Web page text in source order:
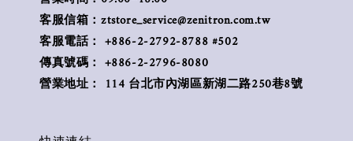
客服信箱：ztstore_service@zenitron.com.tw
客服電話： +886-2-2792-8788 #502
傳真號碼： +886-2-2796-8080
營業地址： 114 台北市內湖區新湖二路250巷8號